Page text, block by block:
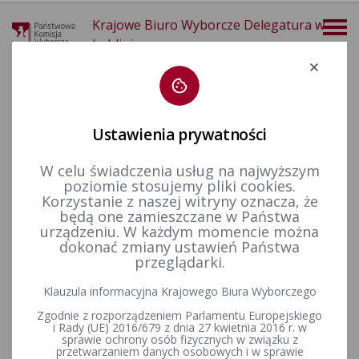
Krajowe Biuro Wyborcze Delegatura w
Lublinie
Wybory samorządowe i referenda lokalne Wybory i referenda w toku kadencji
Kadencja 2024-2029
Wybory uzupełniające
Wybory uzupełniające do Rady Gminy Michów w okręgu
wyborczym nr 15. Wybory zarządzone na dzień 15 lutego 2026
Ustawienia prywatności
W celu świadczenia usług na najwyższym
poziomie stosujemy pliki cookies.
Korzystanie z naszej witryny oznacza, że
będą one zamieszczane w Państwa
urządzeniu. W każdym momencie można
dokonać zmiany ustawień Państwa
przeglądarki.
Klauzula informacyjna Krajowego Biura Wyborczego
Zgodnie z rozporządzeniem Parlamentu Europejskiego
i Rady (UE) 2016/679 z dnia 27 kwietnia 2016 r. w
sprawie ochrony osób fizycznych w związku z
przetwarzaniem danych osobowych i w sprawie